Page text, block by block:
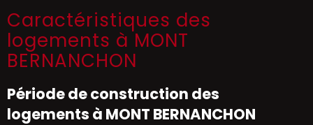
Caractéristiques des
logements à MONT
BERNANCHON
Période de construction des
logements à MONT BERNANCHON